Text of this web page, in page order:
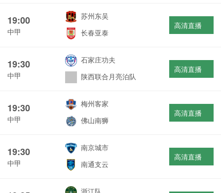
19:00
中甲
苏州东吴
长春亚泰
高清直播
19:30
中甲
石家庄功夫
陕西联合月亮泊队
高清直播
19:30
中甲
梅州客家
佛山南狮
高清直播
19:30
中甲
南京城市
南通支云
高清直播
浙江队